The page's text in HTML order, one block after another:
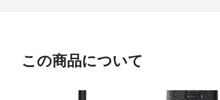
この商品について